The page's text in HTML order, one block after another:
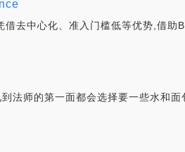
去中心化、准入门槛低等优势,借助
法师的第一面都会选择要一些水和面